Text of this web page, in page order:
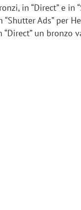
in “Direct” e in
Ads” per
un bronzo